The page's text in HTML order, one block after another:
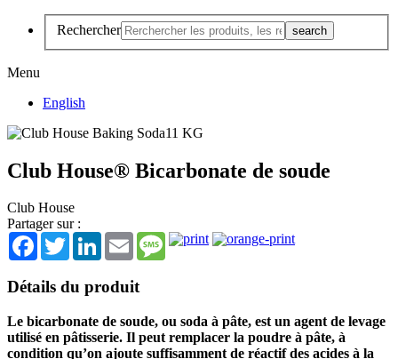
Rechercher
Menu
English
Club House® Bicarbonate de soude
Club House
Partager sur :
Facebook
TwitterLinkedInEmail Message
Détails du produit
Le bicarbonate de soude, ou soda à pâte, est un agent de levage
utilisé en pâtisserie. Il peut remplacer la poudre à pâte, à
condition qu’on ajoute suffisamment de réactif des acides à la